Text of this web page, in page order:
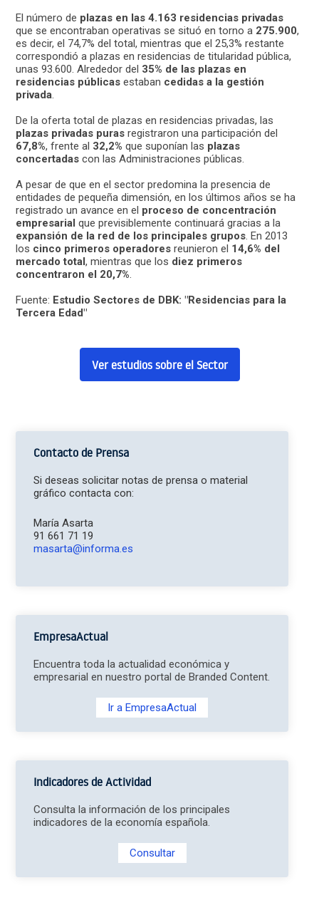
El número de plazas en las 4.163 residencias privadas
que se encontraban operativas se situó en torno a 275.900,
es decir, el 74,7% del total, mientras que el 25,3% restante
correspondió a plazas en residencias de titularidad pública,
unas 93.600. Alrededor del 35% de las plazas en
residencias públicas estaban cedidas a la gestión
privada.
De la oferta total de plazas en residencias privadas, las
plazas privadas puras registraron una participación del
67,8%, frente al 32,2% que suponían las plazas
concertadas con las Administraciones públicas.
A pesar de que en el sector predomina la presencia de
entidades de pequeña dimensión, en los últimos años se ha
registrado un avance en el proceso de concentración
empresarial que previsiblemente continuará gracias a la
expansión de la red de los principales grupos. En 2013
los cinco primeros operadores reunieron el 14,6% del
mercado total, mientras que los diez primeros
concentraron el 20,7%.
Fuente: Estudio Sectores de DBK: "Residencias para la
Tercera Edad"
Ver estudios sobre el Sector
Contacto de Prensa
Si deseas solicitar notas de prensa o material
gráfico contacta con:
María Asarta
91 661 71 19
masarta@informa.es
EmpresaActual
Encuentra toda la actualidad económica y
empresarial en nuestro portal de Branded Content.
Ir a EmpresaActual
Indicadores de Actividad
Consulta la información de los principales
indicadores de la economía española.
Consultar